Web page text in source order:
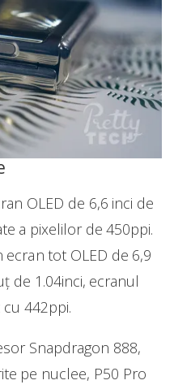
OLED de 6,6 inci de
a pixelilor de 450ppi.
ecran tot OLED de 6,9
de 1.04inci, ecranul
442ppi.
Snapdragon 888,
pe nuclee, P50 Pro